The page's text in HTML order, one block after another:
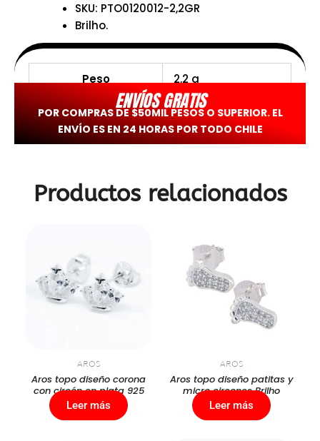
SKU: PTO0120012-2,2GR
Brilho.
Peso 2,2 g
ENVÍOS GRATIS
POR COMPRAS DE $50MIL PESOS O SUPERIOR. EL
ENVÍO ES EN 24 HORAS POR TODO CHILE
Productos relacionados
AROS
Aros topo diseño corona
con circón en plata 925
Leer más
AROS
Aros topo diseño patitas y
micro circones Brilho
Leer más